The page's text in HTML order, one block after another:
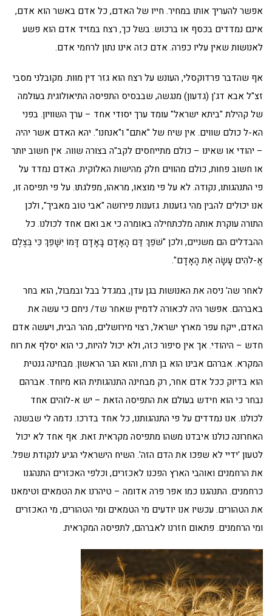
אפשר להעריך אותו במחיר. חייו של האדם, כל אדם באשר הוא אדם,
אינם נמדדים בכסף או ברכוש. בשל כך, רצח במזיד אדם הוא פשע
לאנושות שאין עליו כפרה. אדם כזה אינו נתון לרחמי אדם.
אף שהדבר פרדוקסלי, העונש על רצח הוא גזר דין מוות. מקובלני מסבי
זצ"ל אבא דג'ן (גדעון) מנגשה, שבבסיס התפיסה התיאולוגית בעולמה
של קהילת "ביתא ישראל" עומד ערך יסודי אחד – ערך השוויון. בפני
הא-ל כולם שווים. אין שיח של "אתם" ו"אנחנו". יהא האדם אשר יהיה
– יהודי או שאינו – כולם מתייחסים לקב"ה בצורה שווה. אין חשוב יותר
או חשוב פחות, כולם מהווים חלק מהישות האלוקית. האדם נמדד על
פי התנהגותו, נקודה. לא על פי מוצאו, מראהו, מפלגתו. על פי תפיסה זו,
אנו יכולים להבין מהי גזענות. גזענות פירושה "אבי טוב מאביך", ולכן
התורה עוקרת אותה מלכתחילה באומרה כי אב ואם אחד לכולנו. כל
ההבדלים הם משניים, ולכן "שֹׁפֵךְ דַּם הָאָדָם בָּאָדָם דָּמוֹ יִשָּׁפֵךְ כִּי בְּצֶלֶם
אֱ-לֹהִים עָשָׂה אֶת הָאָדָם".
לאחר שה' ניסה את האנושות בגן עדן, במגדל בבל ובמבול, הוא בחר
באברהם. אפשר היה לכאורה לדמיין שאחר שד/ ניחם כי עשה את
האדם, ייקח עפר מארץ ישראל, רצוי מירושלים, מהר הבית, ויעשה אדם
חדש – היהודי. אך אין סיפור כזה, ולא יכול להיות, כי הוא יסלף את רוח
המקרא. אברהם אבינו הוא בן תרח, והוא הגר הראשון. מבחינה גנטית
הוא בדיוק ככל אדם אחר, רק מבחינה התנהגותית הוא מיוחד. אברהם
נבחר כי הוא חידש בעולם את התפיסה הזאת – יש א-לוהים אחד
לכולנו. אנו נמדדים על פי התנהגותנו, כל אחד בדרכו. נדמה לי שבשנה
האחרונה כולנו איבדנו משהו מתפיסה מקראית זאת. אף אחד לא יכול
לטעון 'ידיי לא שפכו את הדם הזה'. השיח הישראלי הגיע לנקודת שפל.
את הרחמנים ואוהבי הארץ הפכנו לאכזרים, וכלפי האכזרים התנהגנו
כרחמנים. התנהגנו כמו אפר פרה אדומה – טיהרנו את הטמאים וטימאנו
את הטהורים. עכשיו אנו יודעים מי הטמאים ומי הטהורים, מי האכזרים
ומי הרחמנים. פתאום חזרנו לאברהם, לתפיסה המקראית.